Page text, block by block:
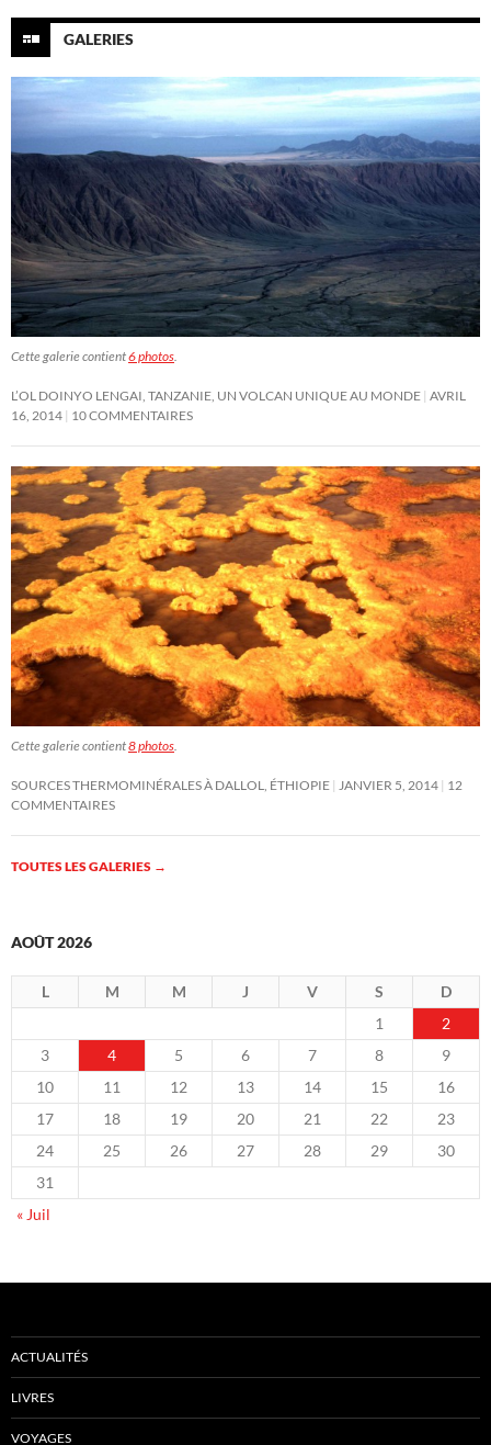
GALERIES
Cette galerie contient6 photos.
L’OL DOINYO LENGAI, TANZANIE, UN VOLCAN UNIQUE AU MONDE AVRIL
16, 2014 10 COMMENTAIRES
Cette galerie contient8 photos.
SOURCES THERMOMINÉRALES À DALLOL, ÉTHIOPIE JANVIER 5, 2014 12
COMMENTAIRES
TOUTES LES GALERIES →
AOÛT 2026
L M M J V S
D
1
2
3
4 5 6 7 8
9
10
11 12 13 14 15
16
17
18 19 20 21 22
23
24
25 26 27 28 29
30
31
« Juil
ACTUALITÉS
LIVRES
VOYAGES